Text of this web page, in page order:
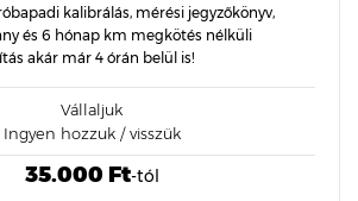
kalibrálás, mérési jegyzőkönyv,
és 6 hónap km megkötés nélküli
akár már 4 órán belül is!
Vállaljuk
Ingyen hozzuk / visszük
35.000 Ft-tól